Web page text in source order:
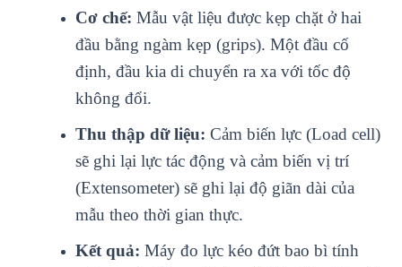
Cơ chế: Mẫu vật liệu được kẹp chặt ở hai
đầu bằng ngàm kẹp (grips). Một đầu cố
định, đầu kia di chuyển ra xa với tốc độ
không đổi.
Thu thập dữ liệu: Cảm biến lực (Load cell)
sẽ ghi lại lực tác động và cảm biến vị trí
(Extensometer) sẽ ghi lại độ giãn dài của
mẫu theo thời gian thực.
Kết quả: Máy đo lực kéo đứt bao bì tính